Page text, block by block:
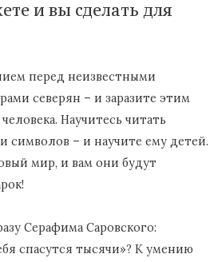
и вы сделать для
перед неизвестными
северян – и заразите этим
Научитесь читать
символов – и научите ему детей.
мир, и вам они будут
Серафима Саровского:
спасутся тысячи»? К умению